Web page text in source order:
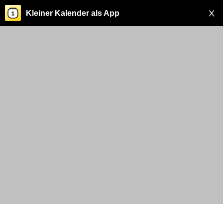
X
Kleiner Kalender als App